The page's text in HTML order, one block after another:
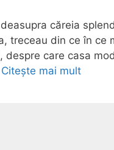
căreia
treceau din ce în ce
despre care casa
Citește mai mult